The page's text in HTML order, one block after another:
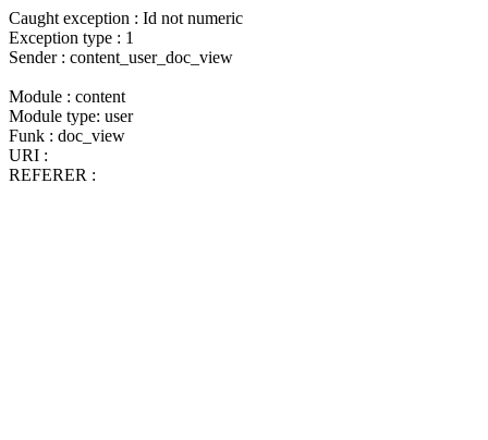
Caught exception : Id not numeric
Exception type : 1
Sender : content_user_doc_view
Module : content
Module type: user
Funk : doc_view
URI :
REFERER :